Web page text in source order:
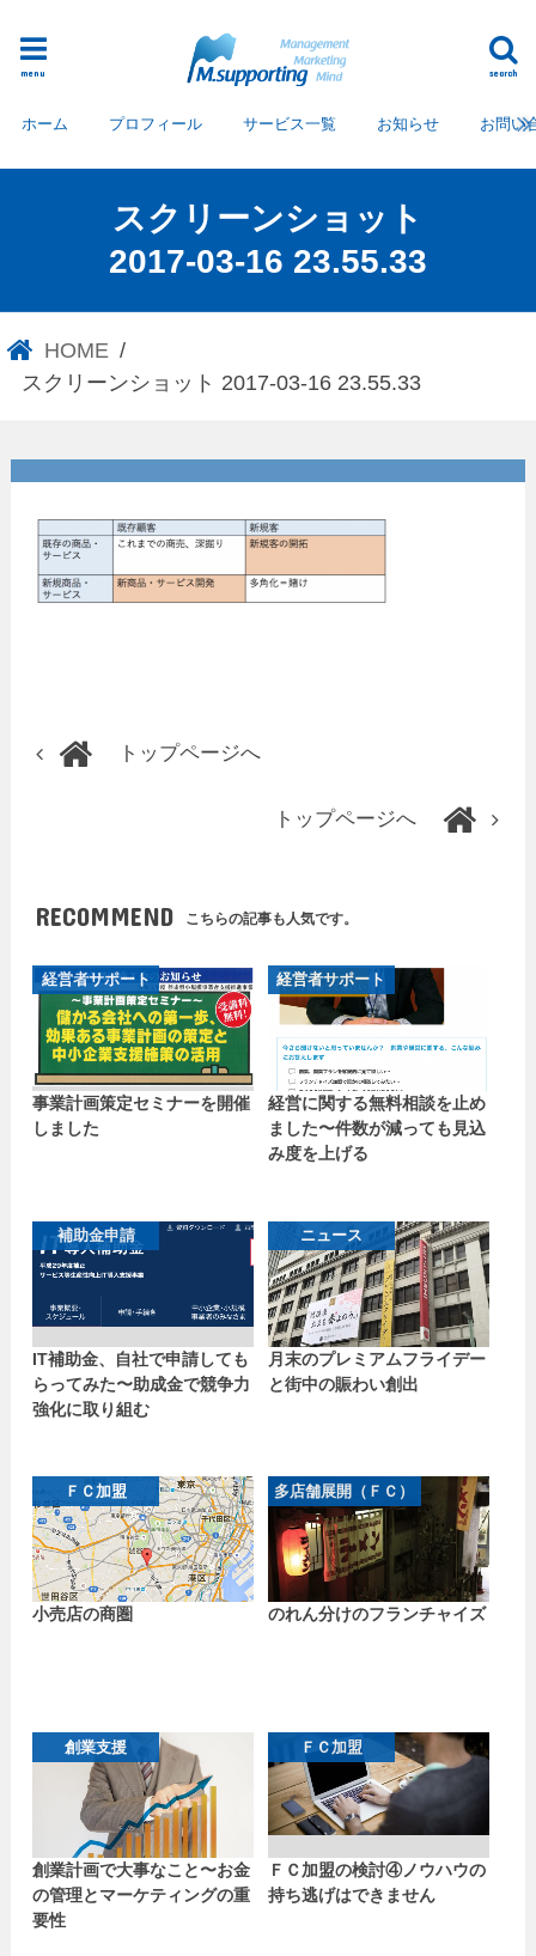
search
menu
ホーム プロフィール サービス一覧 お知らせ お問い
スクリーンショット
2017-03-16 23.55.33
HOME
スクリーンショット 2017-03-16 23.55.33
スクリーンショット 2017-03-
トップページへ
トップページへ
RECOMMEND こちらの記事も人気です。
経営者サポート
事業計画策定セミナーを開催
しました
経営者サポート
経営に関する無料相談を止め
ました〜件数が減っても見込
み度を上げる
補助金申請
IT補助金、自社で申請しても
らってみた〜助成金で競争力
強化に取り組む
ニュース
月末のプレミアムフライデー
と街中の賑わい創出
ＦＣ加盟
小売店の商圏
多店舗展開（ＦＣ）
のれん分けのフランチャイズ
創業支援
創業計画で大事なこと〜お金
の管理とマーケティングの重
要性
ＦＣ加盟
ＦＣ加盟の検討④ノウハウの
持ち逃げはできません